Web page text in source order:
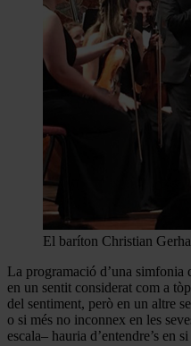
El baríton Christian
La programació d’una
en un sentit considerat com a
del sentiment, però en un altre
o si més no inconnex en les
escala– hauria d’entendre’s en